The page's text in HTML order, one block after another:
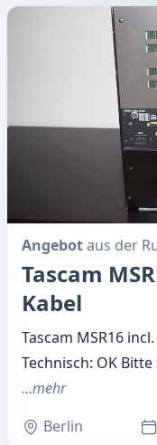
Angebotaus der
Tascam
Kabel
Tascam MSR16
Technisch: OK
…mehr
Berlin